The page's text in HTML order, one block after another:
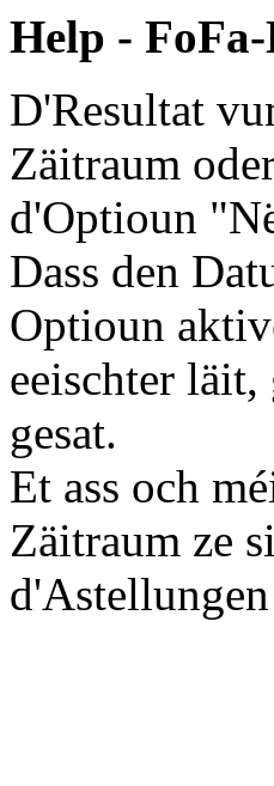
Help -
D'Resultat
Zäitraum
d'Optioun
Dass den
Optioun
eeischter läit,
gesat.
Et ass och
Zäitraum ze